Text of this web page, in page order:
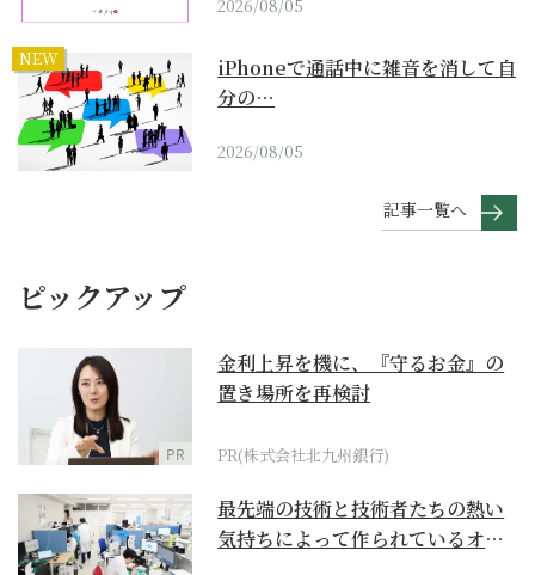
2026/08/05
NEW
iPhoneで通話中に雑音を消して自
分の…
2026/08/05
記事一覧へ
ピックアップ
PR
金利上昇を機に、『守るお金』の
置き場所を再検討
PR(株式会社北九州銀行)
最先端の技術と技術者たちの熱い
気持ちによって作られているオー